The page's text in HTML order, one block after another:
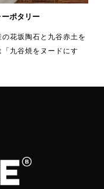
ポタリー
花坂陶石と九谷赤土を
九谷焼をヌードにす